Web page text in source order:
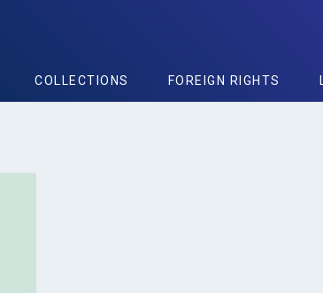
COLLECTIONS FOREIGN RIGHTS